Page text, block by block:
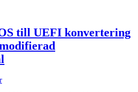
till UEFI konvertering